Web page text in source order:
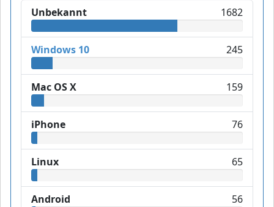
Unbekannt 1682
Windows 10 245
Mac OS X 159
iPhone 76
Linux 65
Android 56